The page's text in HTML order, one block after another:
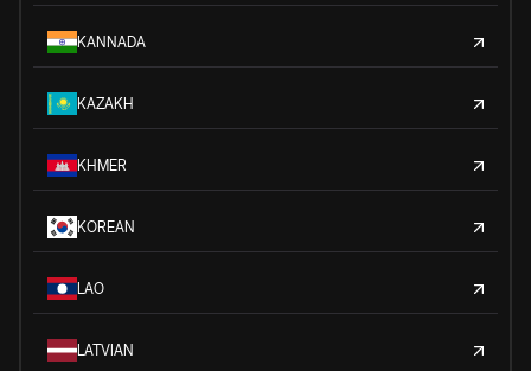
KANNADA
KAZAKH
KHMER
KOREAN
LAO
LATVIAN